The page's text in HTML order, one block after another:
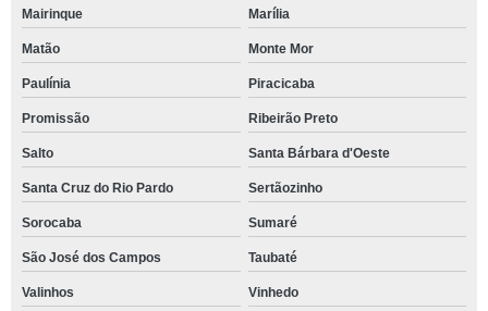
Mairinque Marília
Matão Monte Mor
Paulínia Piracicaba
Promissão Ribeirão Preto
Salto Santa Bárbara d'Oeste
Santa Cruz do Rio Pardo Sertãozinho
Sorocaba Sumaré
São José dos Campos Taubaté
Valinhos
Vinhedo